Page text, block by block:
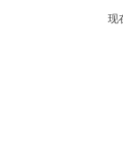
现